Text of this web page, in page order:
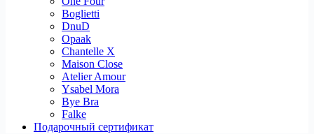
Boglietti
DnuD
Opaak
Chantelle X
Maison Close
Atelier Amour
Ysabel Mora
Bye Bra
Falke
Подарочный сертификат